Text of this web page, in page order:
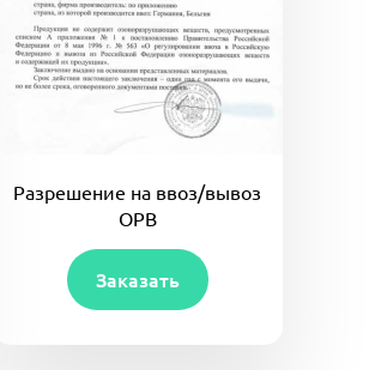
Разрешение на ввоз/вывоз
ОРВ
Заказать